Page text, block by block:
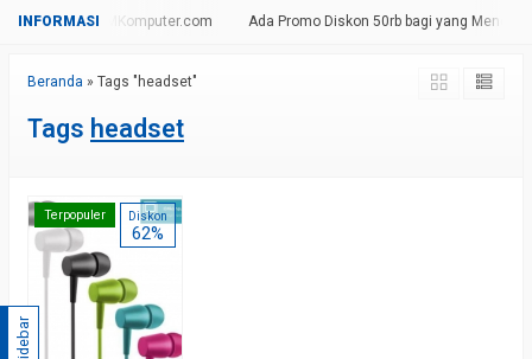
Di Website IDMKomputer.com Ada Promo Diskon 50rb bagi yang
Beranda » Tags "headset"
Tags headset
Terpopuler Diskon
62%
Sidebar